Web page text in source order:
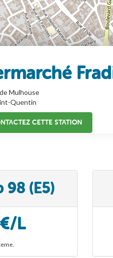
Mulhouse
Quentin
CETTE STATION
98 (E5)
L